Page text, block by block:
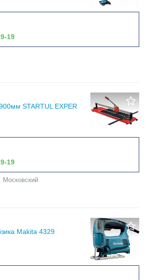
19
STARTUL EXPER
19
Московский
Makita 4329